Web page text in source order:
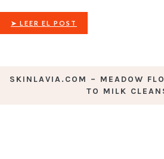
➤ LEER EL POST
SKINLAVIA.COM – MEADOW
TO MILK